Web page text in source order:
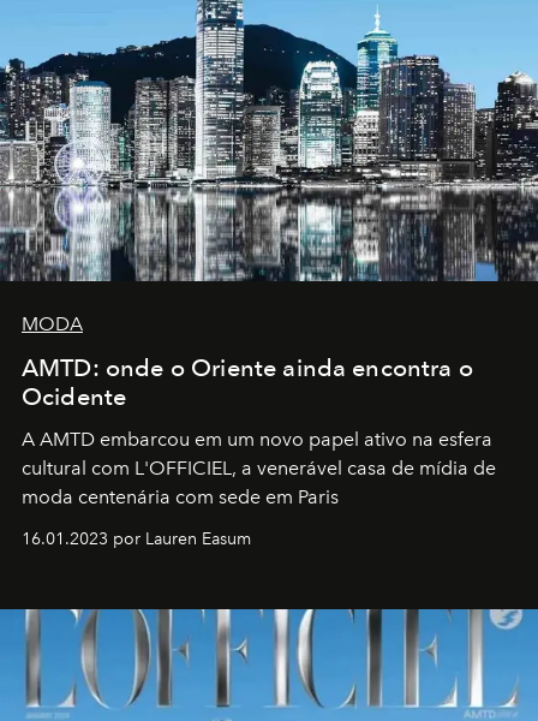
MODA
AMTD: onde o Oriente ainda encontra o
Ocidente
A AMTD embarcou em um novo papel ativo na esfera
cultural com L'OFFICIEL, a venerável casa de mídia de
moda centenária com sede em Paris
16.01.2023 por Lauren Easum